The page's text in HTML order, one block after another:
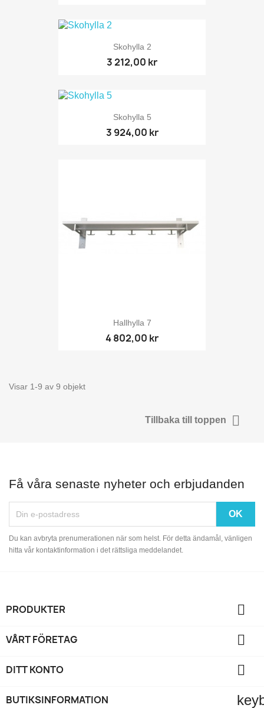
Skohylla 2
3 212,00 kr
Skohylla 5
3 924,00 kr
Hallhylla 7
4 802,00 kr
Visar 1-9 av 9 objekt
Tillbaka till toppen 
Få våra senaste nyheter och erbjudanden
Du kan avbryta prenumerationen när som helst. För detta ändamål, vänligen
hitta vår kontaktinformation i det rättsliga meddelandet.
PRODUKTER 
VÅRT FÖRETAG 
DITT KONTO 
BUTIKSINFORMATION